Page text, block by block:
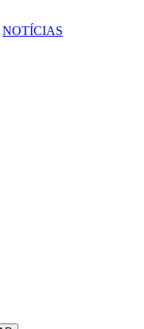
NOTÍCIAS